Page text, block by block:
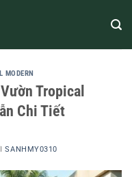
MODERN
Tropical
Chi Tiết
SANHMY0310